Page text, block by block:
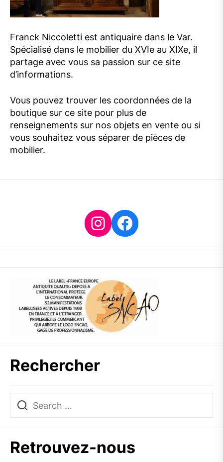
Franck Niccoletti est antiquaire dans le Var.
Spécialisé dans le mobilier du XVIe au XIXe, il
partage avec vous sa passion sur ce site
d’informations.
Vous pouvez trouver les coordonnées de la
boutique sur ce site pour plus de
renseignements sur nos objets en vente ou si
vous souhaitez vous séparer de pièces de
mobilier.
Instagram
Facebook
Rechercher
Retrouvez-nous